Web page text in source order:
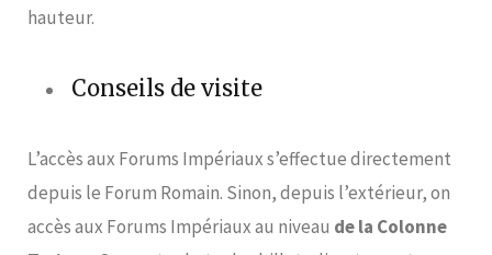
hauteur.
Conseils de visite
L’accès aux Forums Impériaux s’effectue directement
depuis le Forum Romain. Sinon, depuis l’extérieur, on
accès aux Forums Impériaux au niveau de la Colonne